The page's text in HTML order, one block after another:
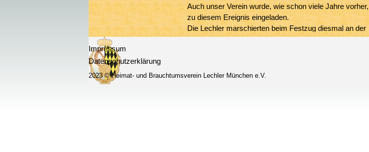
Auch unser Verein wurde, wie schon viele Jahre vorher,
zu diesem Ereignis eingeladen.
Die Lechler marschierten beim Festzug diesmal an der
15. Stelle. Unser neuer Taferlbua Florian hat sich wieder
Schlierseer Kirchentags, wie jedes Jahr.
2023 © Heimat- und Brauchtumsverein Lechler München e.V.
Impressum
Datenschutzerklärung